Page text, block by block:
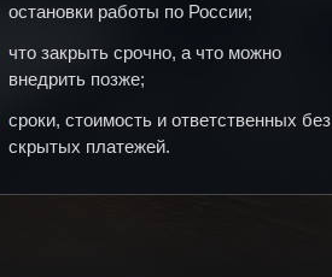
остановки работы по России;
что закрыть срочно, а что можно
внедрить позже;
сроки, стоимость и ответственных без
скрытых платежей.